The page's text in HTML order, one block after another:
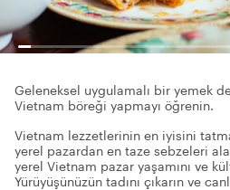
Geleneksel uygulamalı bir yemek
Vietnam böreği yapmayı öğrenin.
Vietnam lezzetlerinin en iyisini
yerel pazardan en taze sebzeleri
yerel Vietnam pazar yaşamını ve
Yürüyüşünüzün tadını çıkarın ve